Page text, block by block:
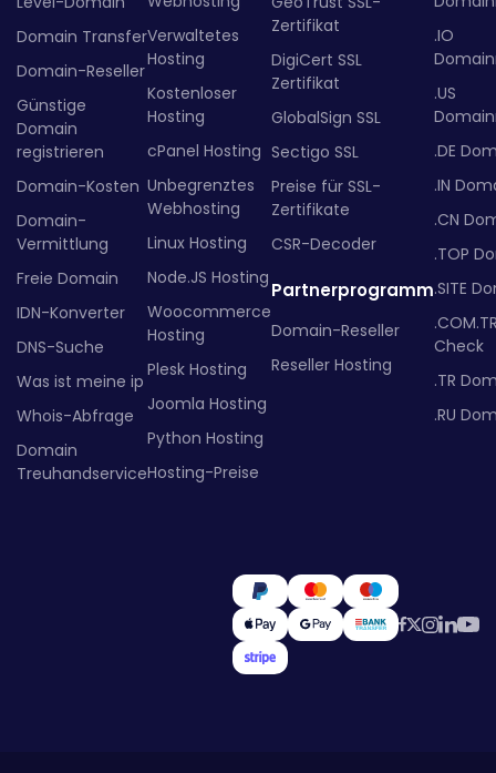
Domain Transfer
Domain-Reseller
Günstige
Domain
registrieren
Domain-Kosten
Domain-
Vermittlung
Freie Domain
IDN-Konverter
DNS-Suche
Was ist meine ip
Whois-Abfrage
Domain
Treuhandservice
Verwaltetes
Hosting
Kostenloser
Hosting
cPanel Hosting
Unbegrenztes
Webhosting
Linux Hosting
Node.JS Hosting
Woocommerce
Hosting
Plesk Hosting
Joomla Hosting
Python Hosting
Hosting-Preise
Zertifikat
DigiCert SSL
Zertifikat
GlobalSign SSL
Sectigo SSL
Preise für SSL-
Zertifikate
CSR-Decoder
Partnerprogramm
Domain-Reseller
Reseller Hosting
.IO
.US
.DE
.IN
.CN
.TOP
.SITE
Check
.TR
.RU